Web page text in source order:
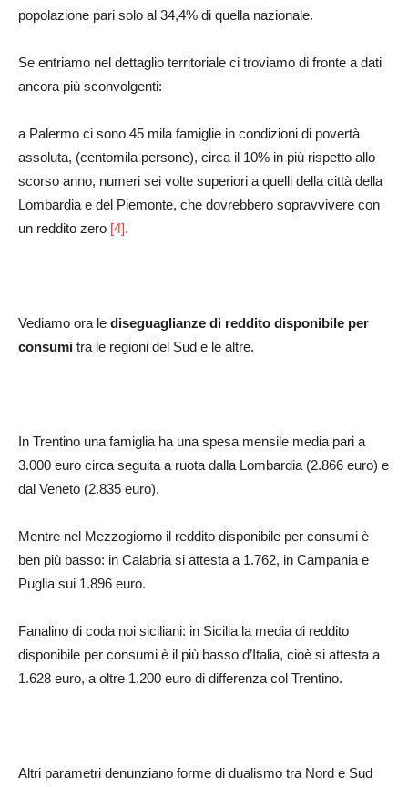
popolazione pari solo al 34,4% di quella nazionale.
Se entriamo nel dettaglio territoriale ci troviamo di fronte a dati
ancora più sconvolgenti:
a Palermo ci sono 45 mila famiglie in condizioni di povertà
assoluta, (centomila persone), circa il 10% in più rispetto allo
scorso anno, numeri sei volte superiori a quelli della città della
Lombardia e del Piemonte, che dovrebbero sopravvivere con
un reddito zero [4].
Vediamo ora le diseguaglianze di reddito disponibile per
consumi tra le regioni del Sud e le altre.
In Trentino una famiglia ha una spesa mensile media pari a
3.000 euro circa seguita a ruota dalla Lombardia (2.866 euro) e
dal Veneto (2.835 euro).
Mentre nel Mezzogiorno il reddito disponibile per consumi è
ben più basso: in Calabria si attesta a 1.762, in Campania e
Puglia sui 1.896 euro.
Fanalino di coda noi siciliani: in Sicilia la media di reddito
disponibile per consumi è il più basso d’Italia, cioè si attesta a
1.628 euro, a oltre 1.200 euro di differenza col Trentino.
Altri parametri denunziano forme di dualismo tra Nord e Sud